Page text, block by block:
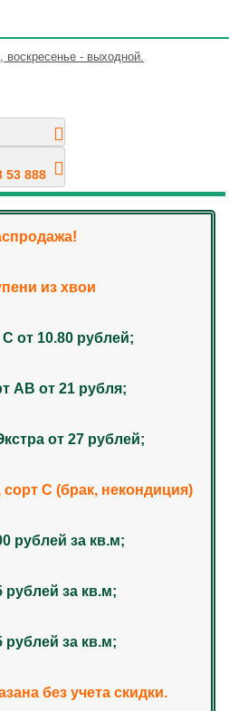
воскресенье - выходной.
53 888
из хвои
от 10.80 рублей;
АВ от 21 рубля;
от 27 рублей;
С (брак, некондиция)
рублей за кв.м;
рублей за кв.м;
рублей за кв.м;
без учета скидки.